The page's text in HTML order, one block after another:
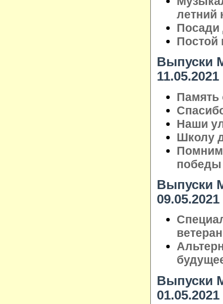
летний
Посади
Постой
Выпуски
11.05.2021
Память
Наши
Школу
победы
Выпуски
09.05.2021
Выпуски
01.05.2021